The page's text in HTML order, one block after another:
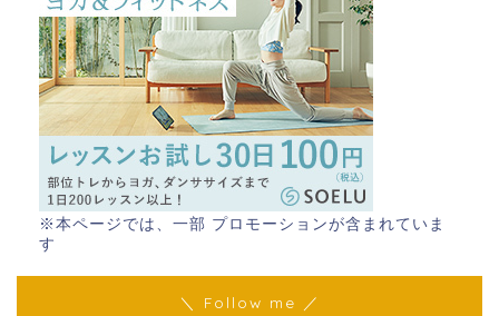
※本ページでは、一部 プロモーションが含まれていま
す
＼ Follow me ／